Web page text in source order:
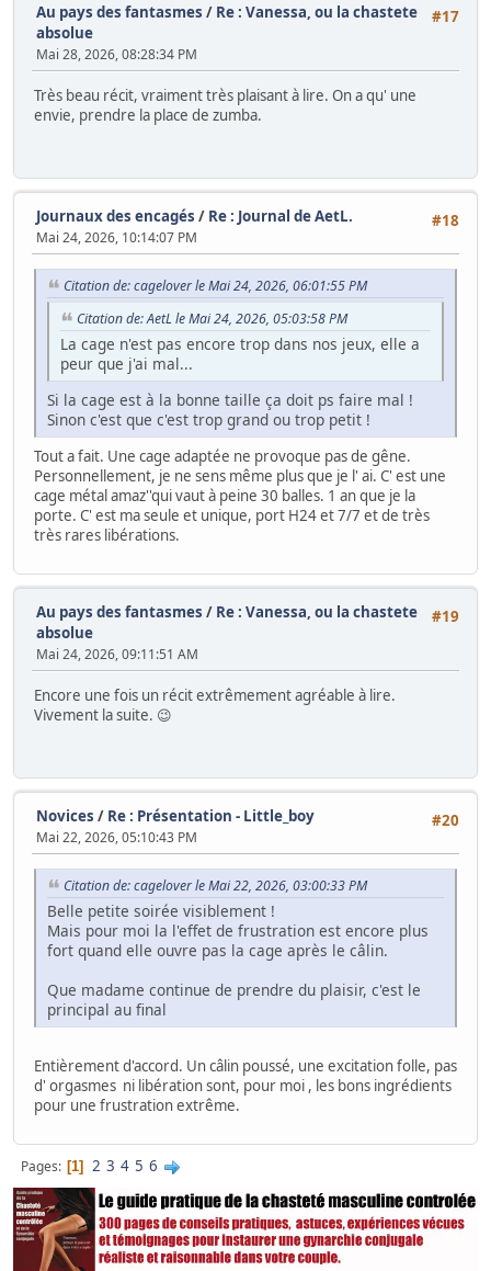
#17
Au pays des fantasmes / Re : Vanessa, ou la chastete
absolue
Mai 28, 2026, 08:28:34 PM
Très beau récit, vraiment très plaisant à lire. On a qu' une
envie, prendre la place de zumba.
#18
Journaux des encagés / Re : Journal de AetL.
Mai 24, 2026, 10:14:07 PM
Citation de: cagelover le Mai 24, 2026, 06:01:55 PM
Citation de: AetL le Mai 24, 2026, 05:03:58 PM
La cage n'est pas encore trop dans nos jeux, elle a
peur que j'ai mal...
Si la cage est à la bonne taille ça doit ps faire mal !
Sinon c'est que c'est trop grand ou trop petit !
Tout a fait. Une cage adaptée ne provoque pas de gêne.
Personnellement, je ne sens même plus que je l' ai. C' est une
cage métal amaz''qui vaut à peine 30 balles. 1 an que je la
porte. C' est ma seule et unique, port H24 et 7/7 et de très
très rares libérations.
#19
Au pays des fantasmes / Re : Vanessa, ou la chastete
absolue
Mai 24, 2026, 09:11:51 AM
Encore une fois un récit extrêmement agréable à lire.
Vivement la suite. 😉
#20
Novices / Re : Présentation - Little_boy
Mai 22, 2026, 05:10:43 PM
Citation de: cagelover le Mai 22, 2026, 03:00:33 PM
Belle petite soirée visiblement !
Mais pour moi la l'effet de frustration est encore plus
fort quand elle ouvre pas la cage après le câlin.
Que madame continue de prendre du plaisir, c'est le
principal au final
Entièrement d'accord. Un câlin poussé, une excitation folle, pas
d' orgasmes ni libération sont, pour moi , les bons ingrédients
pour une frustration extrême.
Pages 1 2 3 4 5 6